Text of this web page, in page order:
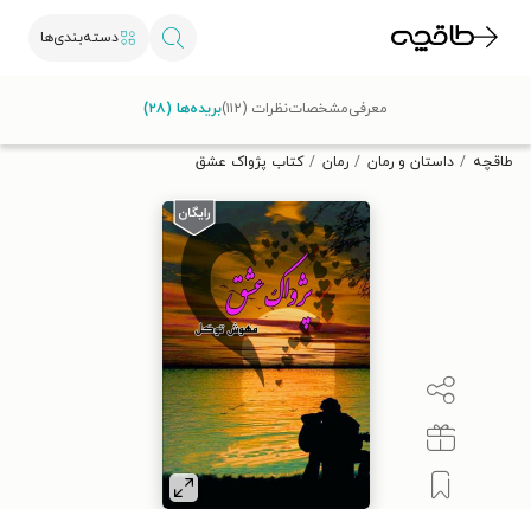
دسته‌بندی‌ها
تخفیف از طاقچه دریافت کن.
طاقچه داستان و رمان رمان کتاب پژواک عشق
معرفیمشخصاتنظرات (۱۱۲) بریده‌ها (۲۸)